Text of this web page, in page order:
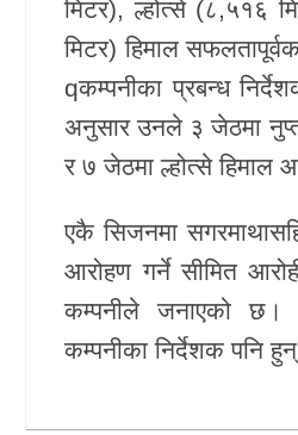
मिटर), ल्होत्से (८,५१६
मिटर) हिमाल
qकम्पनीका प्रबन्ध
अनुसार उनले ३ जेठमा
र ७ जेठमा ल्होत्से हिमाल
एकै सिजनमा
आरोहण गर्ने सीमित
कम्पनीले जनाएको छ।
कम्पनीका निर्देशक पनि